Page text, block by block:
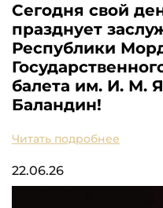
Сегодня свой
празднует
Республики
балета им. И. М.
Баландин!
Читать подробнее
22.06.26